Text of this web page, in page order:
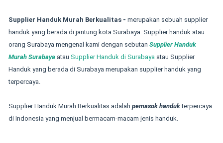
Supplier Handuk Murah Berkualitas - merupakan sebuah supplier
handuk yang berada di jantung kota Surabaya. Supplier handuk atau
orang Surabaya mengenal kami dengan sebutan Supplier Handuk
Murah Surabaya atau Supplier Handuk di Surabayaatau Supplier
Handuk yang berada di Surabaya merupakan supplier handuk yang
terpercaya.
Supplier Handuk Murah Berkualitas adalah pemasok handukterpercaya
di Indonesia yang menjual bermacam-macam jenis handuk.